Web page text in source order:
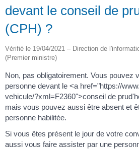
devant le conseil de
(CPH) ?
Vérifié le 19/04/2021 – Direction de
(Premier ministre)
Non, pas obligatoirement. Vous pouvez
personne devant le <a href="https://
vehicule/?xml=F2360">conseil de
mais vous pouvez aussi être absent et
personne habilitée.
Si vous êtes présent le jour de votre
aussi vous faire assister par une